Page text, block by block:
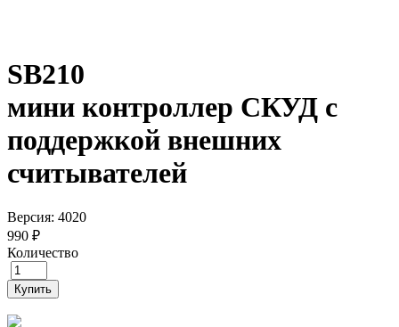
SB210
мини контроллер СКУД с
поддержкой внешних
считывателей
Версия: 4020
990 ₽
Количество
Купить